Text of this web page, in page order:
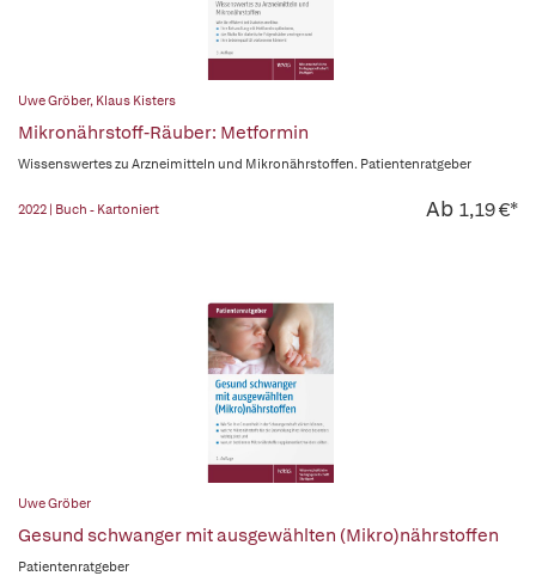
Uwe Gröber, Klaus Kisters
Mikronährstoff-Räuber: Metformin
Wissenswertes zu Arzneimitteln und Mikronährstoffen. Patientenratgeber
2022 | Buch - Kartoniert Ab 1,19 €*
Uwe Gröber
Gesund schwanger mit ausgewählten (Mikro)nährstoffen
Patientenratgeber